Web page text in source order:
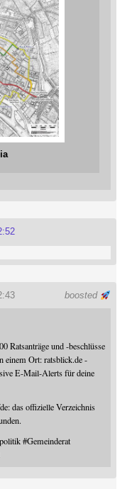
boosted
Ratsanträge und -beschlüsse
einem Ort: ratsblick.de -
E-Mail-Alerts für deine
: das offizielle Verzeichnis
#Gemeinderat